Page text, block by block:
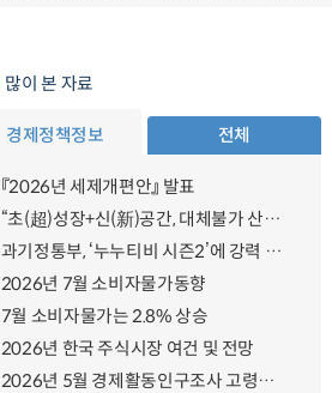
많이 본 자료
경제정책정보 전체
『2026년 세제개편안』 발표
“초(超)성장+신(新)공간, 대체불가 산업강국”
과기정통부, ‘누누티비 시즌2’에 강력 대응 의지 밝혀
2026년 7월 소비자물가동향
7월 소비자물가는 2.8% 상승
2026년 한국 주식시장 여건 및 전망
2026년 5월 경제활동인구조사 고령층 부가조사 결과